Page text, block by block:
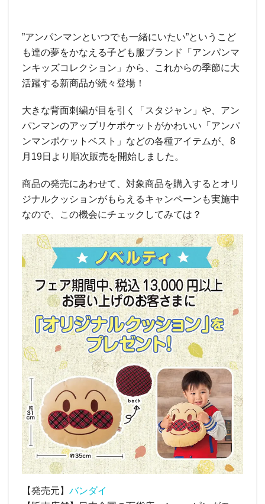
”アンパンマンといつでも一緒にいたい”というこど
も達の夢をかなえる子ども服ブランド「アンパンマ
ンキッズコレクション」から、これからの季節に大
活躍する新商品が続々登場！
大きな背面刺繍が目を引く「スタジャン」や、アン
パンマンのアップリケポケットがかわいい「アンパ
ンマンポケットベスト」などの各種アイテムが、8
月19日より順次販売を開始しました。
商品の発売にあわせて、対象商品を購入するとオリ
ジナルクッションがもらえるキャンペーンも実施中
なので、この機会にチェックしてみては？
【発売元】 バンダイ